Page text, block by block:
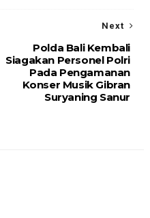
Next
Polda Bali Kembali
Siagakan Personel Polri
Pada Pengamanan
Konser Musik Gibran
Suryaning Sanur